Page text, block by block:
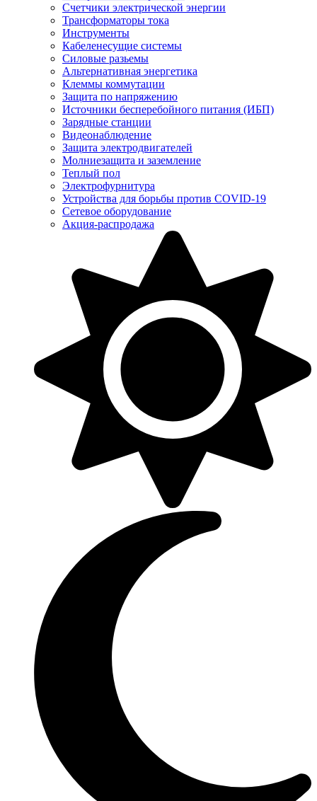
Счетчики электрической энергии
Трансформаторы тока
Инструменты
Кабеленесущие системы
Силовые разьемы
Альтернативная энергетика
Клеммы коммутации
Защита по напряжению
Источники бесперебойного питания (ИБП)
Зарядные станции
Видеонаблюдение
Защита электродвигателей
Молниезащита и заземление
Теплый пол
Электрофурнитура
Устройства для борьбы против COVID-19
Сетевое оборудование
Акция-распродажа